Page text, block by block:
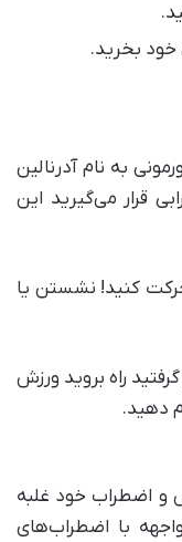
بخرید.
به نام آدرنالین
قرار می‌گیرید این
حرکت کنید! نشستن یا
راه بروید ورزش
دهید.
و اضطراب خود غلبه
با اضطراب‌های